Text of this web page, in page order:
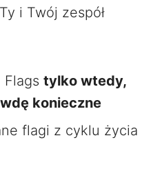
i Twój zespół
Flags tylko wtedy,
konieczne
flagi z cyklu życia